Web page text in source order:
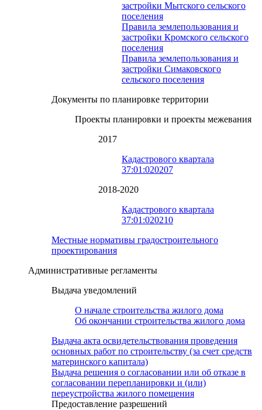
застройки Мытского сельского
поселения
Правила землепользования и
застройки Кромского сельского
поселения
Правила землепользования и
застройки Симаковского
сельского поселения
Документы по планировке территории
Проекты планировки и проекты межевания
2017
Кадастрового квартала
37:01:020207
2018-2020
Кадастрового квартала
37:01:020210
Местные нормативы градостроительного
проектирования
Административные регламенты
Выдача уведомлений
О начале строительства жилого дома
Об окончании строительства жилого дома
Выдача акта освидетельствования проведения
основных работ по строительству (за счет средств
материнского капитала)
Выдача решения о согласовании или об отказе в
согласовании перепланировки и (или)
переустройства жилого помещения
Предоставление разрешений